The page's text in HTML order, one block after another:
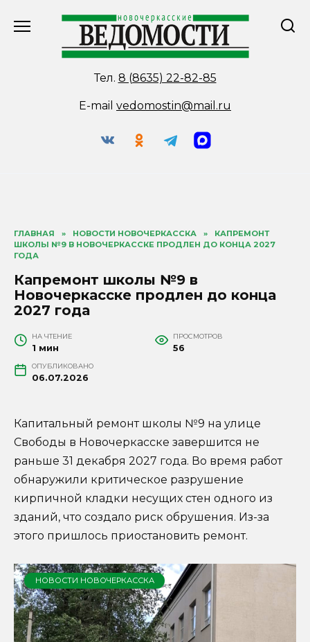
Тел. 8 (8635) 22-82-85
E-mail vedomostin@mail.ru
ГЛАВНАЯ » НОВОСТИ НОВОЧЕРКАССКА »
КАПРЕМОНТ
ШКОЛЫ №9 В НОВОЧЕРКАССКЕ ПРОДЛЕН ДО КОНЦА 2027
ГОДА
Капремонт школы №9 в
Новочеркасске продлен до конца
2027 года
НА ЧТЕНИЕ
1 мин
ПРОСМОТРОВ
56
ОПУБЛИКОВАНО
06.07.2026
Капитальный ремонт школы №9 на улице
Свободы в Новочеркасске завершится не
раньше 31 декабря 2027 года. Во время работ
обнаружили критическое разрушение
кирпичной кладки несущих стен одного из
зданий, что создало риск обрушения. Из-за
этого пришлось приостановить ремонт.
НОВОСТИ НОВОЧЕРКАССКА